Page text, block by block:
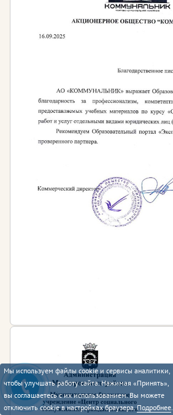
Мы используем файлы cookie и сервисы аналитики,
чтобы улучшать работу сайта. Нажимая «Принять»,
вы соглашаетесь с их использованием. Вы можете
отключить cookie в настройках браузера.Подробнее.